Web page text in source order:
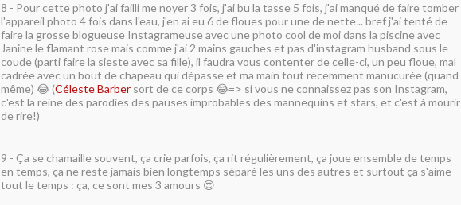
8 - Pour cette photo j'ai failli me noyer 3 fois, j'ai bu la tasse 5 fois, j'ai manqué de faire tomber
l'appareil photo 4 fois dans l'eau, j'en ai eu 6 de floues pour une de nette... bref j'ai tenté de
faire la grosse blogueuse Instagrameuse avec une photo cool de moi dans la piscine avec
Janine le flamant rose mais comme j'ai 2 mains gauches et pas d'instagram husband sous le
coude (parti faire la sieste avec sa fille), il faudra vous contenter de celle-ci, un peu floue, mal
cadrée avec un bout de chapeau qui dépasse et ma main tout récemment manucurée (quand
même) 😂 (Céleste Barber sort de ce corps 😂=> si vous ne connaissez pas son Instagram,
c'est la reine des parodies des pauses improbables des mannequins et stars, et c'est à mourir
de rire!)
9 - Ça se chamaille souvent, ça crie parfois, ça rit régulièrement, ça joue ensemble de temps
en temps, ça ne reste jamais bien longtemps séparé les uns des autres et surtout ça s'aime
tout le temps : ça, ce sont mes 3 amours 😍